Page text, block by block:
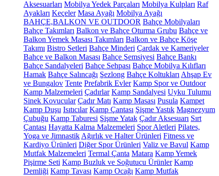
Aksesuarları Mobilya Yedek Parçaları Mobilya Kulpları Raf
Ayakları Keçeler Masa Ayağı Mobilya Ayağı
BAHÇE,BALKON VE OUTDOOR Bahçe Mobilyaları
Bahçe Takımları Balkon ve Bahçe Oturma Grubu Bahçe ve
Balkon Yemek Masası Takımları Balkon ve Bahçe Köşe
Takımı Bistro Setleri Bahçe Minderi Çardak ve Kameriyeler
Bahçe ve Balkon Masası Bahçe Şemsiyesi Bahçe Bankı
Bahçe Sandalyeleri Bahçe Sehpası Bahçe Mobilya Kılıfları
Hamak Bahçe Salıncağı Şezlong Bahçe Koltukları Ahşap Ev
ve Bungalov Tente Prefabrik Evler Kamp Spor ve Outdoor
Kamp Malzemeleri Çadırlar Kamp Sandalyesi Uyku Tulumu
Sinek Kovucular Çadır Matı Kamp Masası Pusula Kampet
Kamp Duşu Isıtıcılar Kamp Çantası Şişme Yastık Magnezyum
Çubuğu Kamp Taburesi Şişme Yatak Çadır Aksesuarı Sırt
Çantası Hayatta Kalma Malzemeleri Spor Aletleri Pilates,
Yoga ve Jimnastik Ağırlık ve Halter Ürünleri Fitness ve
Kardiyo Ürünleri Diğer Spor Ürünleri Valiz ve Bavul Kamp
Mutfak Malzemeleri Termal Çanta Matara Kamp Yemek
Pişirme Seti Kamp Buzluk ve Soğutucu Ürünler Kamp
Demliği Kamp Tavası Kamp Ocağı Kamp Mutfak